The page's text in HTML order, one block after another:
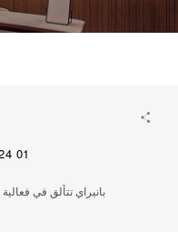
01 September 2024
بانيراي تتألق في فعالية Homo Faber بالفترة من 1 إلى 30 سبتمبر